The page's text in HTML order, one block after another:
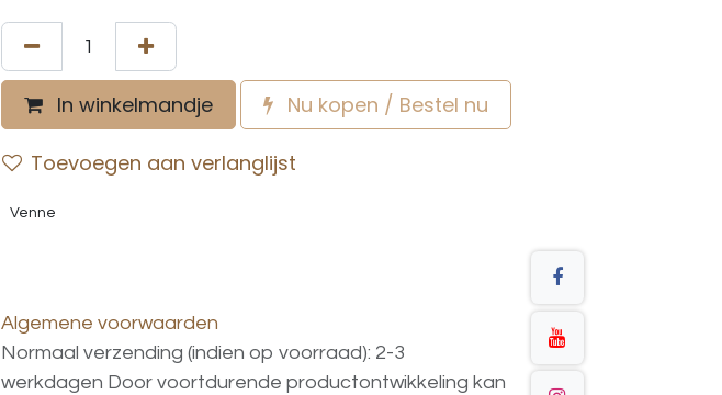
In winkelmandje Nu kopen / Bestel nu
Toevoegen aan verlanglijst
Venne
Algemene voorwaarden
Normaal verzending (indien op voorraad): 2-3
werkdagen Door voortdurende productontwikkeling kan